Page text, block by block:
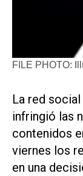
FILE PHOTO:
La red
infringió las
contenidos
viernes los
en una